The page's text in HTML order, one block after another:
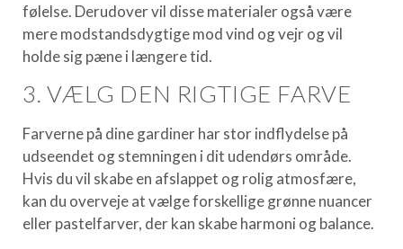
følelse. Derudover vil disse materialer også være
mere modstandsdygtige mod vind og vejr og vil
holde sig pæne i længere tid.
3. VÆLG DEN RIGTIGE FARVE
Farverne på dine gardiner har stor indflydelse på
udseendet og stemningen i dit udendørs område.
Hvis du vil skabe en afslappet og rolig atmosfære,
kan du overveje at vælge forskellige grønne nuancer
eller pastelfarver, der kan skabe harmoni og balance.